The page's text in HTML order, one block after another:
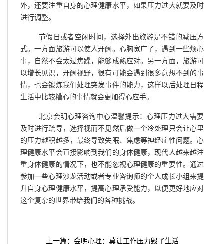
外，还要注重自身的心理健康水平，如果压力过大就要及时
进行调整。
节假日或者空闲时间，选择外出旅游是不错的减压方
式。一方面旅游可以使人开阔。心胸宽广了，遇到一些烦心
事，自然不会太过焦躁，能够成熟应对。另一方面，旅游可
以增长见识，开阔视野，很有可能会遇到很多意想不到的事
情，也会锻炼我们处理突发事件的能力，这样以后处理日程
生活中比较糟心的事情就会更加得心应手。
北京会明心理咨询中心温馨提示：心理压力过大需要
及时进行疏导，选择视而不见然后做一个冷处理只会让心里
的压力越积越多，最终导致失眠、焦虑等神经症性问题。心
理健康水平会直接影响到我们的身体健康，现代人越来越注
重身体健康的情况下，也不能忽视心理健康的重要性。通过
参加一些心理沙龙活动或者专业咨询师的个人成长小组来提
升自身心理健康水平，提高心理承受能力，以便更好地应对
这个复杂的世界带给我们的各种挑战。
上一篇：会明心理：莫让工作压力毁了生活